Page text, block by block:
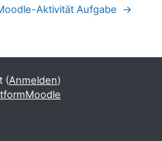
Aktivität Aufgabe  →
(Anmelden)